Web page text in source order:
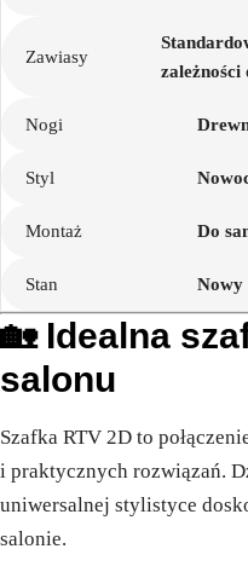
Zawiasy
Nogi
Styl
Montaż Do
Stan Nowy
🏡 Idealna
salonu
Szafka RTV 2D to
i praktycznych rozwiązań.
uniwersalnej stylistyce
salonie.